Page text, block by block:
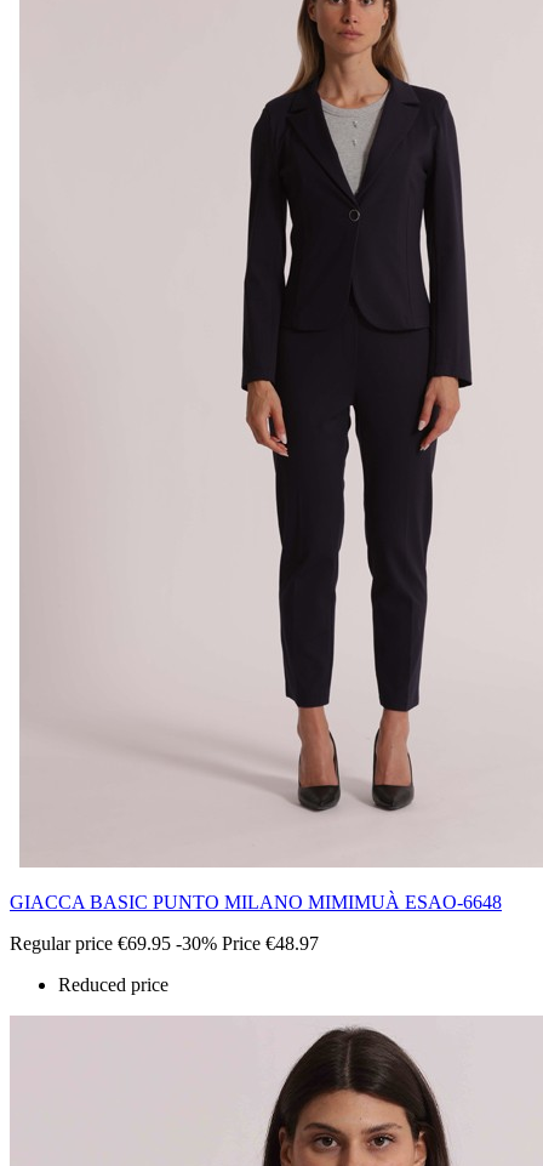
GIACCA BASIC PUNTO MILANO MIMIMUÀ ESAO-6648
Regular price €69.95 -30% Price €48.97
Reduced price